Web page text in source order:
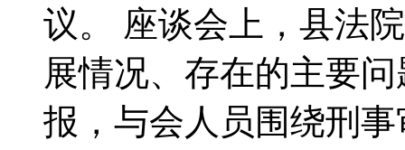
议。 座谈会上，县法
展情况、存在的主要
报，与会人员围绕刑